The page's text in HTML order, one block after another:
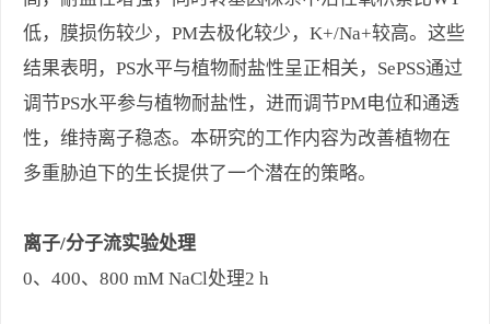
低，膜损伤较少，PM去极化较少，K+/Na+较高。这些
结果表明，PS水平与植物耐盐性呈正相关，SePSS通过
调节PS水平参与植物耐盐性，进而调节PM电位和通透
性，维持离子稳态。本研究的工作内容为改善植物在
多重胁迫下的生长提供了一个潜在的策略。
离子/分子流实验处理
0、400、800 mM NaCl处理2 h